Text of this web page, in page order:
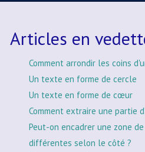
Articles en
Comment arrondir les coins
Un texte en forme de cercle
Un texte en forme de cœur
Comment extraire une partie
Peut-on encadrer une zone
différentes selon le côté ?